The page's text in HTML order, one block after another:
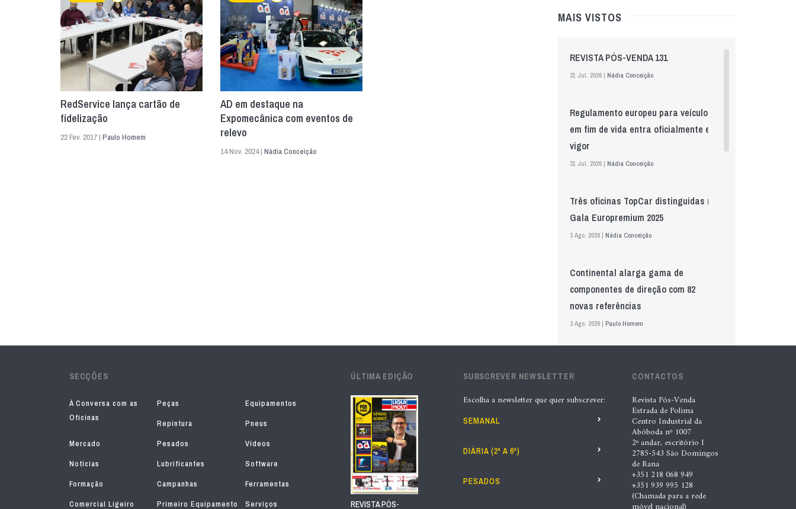
RedService lança cartão de
fidelização
22 Fev. 2017 | Paulo Homem
AD em destaque na
Expomecânica com eventos de
relevo
14 Nov. 2024 | Nádia Conceição
MAIS VISTOS
REVISTA PÓS-VENDA 131
31 Jul. 2026 | Nádia Conceição
Regulamento europeu para veículos
em fim de vida entra oficialmente em
vigor
31 Jul. 2026 | Nádia Conceição
Três oficinas TopCar distinguidas na
Gala Europremium 2025
3 Ago. 2026 | Nádia Conceição
Continental alarga gama de
componentes de direção com 82
novas referências
3 Ago. 2026 | Paulo Homem
controlo de qualidade
5 Ago. 2026 | Nádia Conceição
GS Pro Tyres assume representação
exclusiva da Laufenn em Portugal
Paulo Homem
Wolf mostra nova geração de
SECÇÕES
À Conversa com as
Oficinas
Peças
Equipamentos
Repintura
Pneus
Mercado
Pesados
Vídeos
Notícias
Lubrificantes
Software
Formação
Campanhas
Ferramentas
Comercial Ligeiro
Primeiro Equipamento Serviços
ÚLTIMA EDIÇÃO
REVISTA PÓS-
SUBSCREVER NEWSLETTER
Escolha a newsletter que quer subscrever:
SEMANAL
DIÁRIA (2ª A 6ª)
PESADOS
CONTACTOS
Revista Pós-Venda
Estrada de Polima
Centro Industrial da
Abóboda nº 1007
2º andar, escritório I
2785-543 São Domingos
de Rana
+351 218 068 949
+351 939 995 128
(Chamada para a rede